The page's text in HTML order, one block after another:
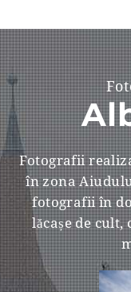
Fotografii
în zona
fotografii în
lăcașe de